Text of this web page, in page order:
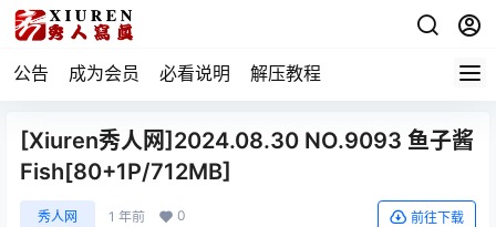
公告 成为会员 必看说明 解压教程
[Xiuren秀人网]2024.08.30 NO.9093 鱼子酱
Fish[80+1P/712MB]
秀人网 1 年前 0 前往下载